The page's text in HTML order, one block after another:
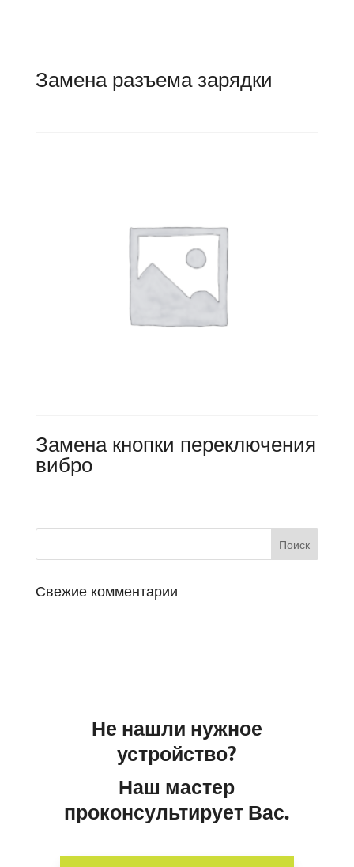
Замена разъема зарядки
Замена кнопки переключения
вибро
Свежие комментарии
Не нашли нужное
устройство?
Наш мастер
проконсультирует Вас.